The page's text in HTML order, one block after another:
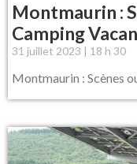
Montmaurin :
Camping
31 juillet 2023 18 h 30
Montmaurin : Scènes